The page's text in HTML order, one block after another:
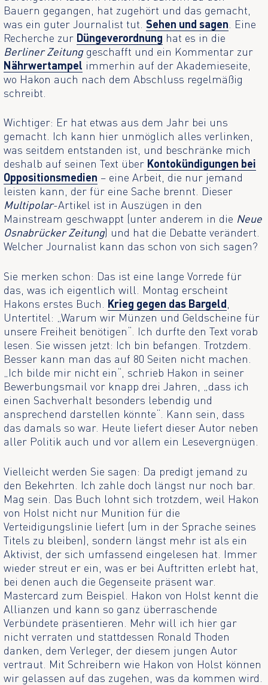
Bauern gegangen, hat zugehört und das gemacht,
was ein guter Journalist tut.Sehen und sagen . Eine
Recherche zur Düngeverordnung hat es in die
Berliner Zeitunggeschafft und ein Kommentar zur
Nährwertampel immerhin auf der Akademieseite,
wo Hakon auch nach dem Abschluss regelmäßig
schreibt.
Wichtiger: Er hat etwas aus dem Jahr bei uns
gemacht. Ich kann hier unmöglich alles verlinken,
was seitdem entstanden ist, und beschränke mich
deshalb auf seinen Text über Kontokündigungen bei
Oppositionsmedien – eine Arbeit, die nur jemand
leisten kann, der für eine Sache brennt. Dieser
Multipolar-Artikel ist in Auszügen in den
Mainstream geschwappt (unter anderem in die Neue
Osnabrücker Zeitung) und hat die Debatte verändert.
Welcher Journalist kann das schon von sich sagen?
Sie merken schon: Das ist eine lange Vorrede für
das, was ich eigentlich will. Montag erscheint
Hakons erstes Buch. Krieg gegen das Bargeld
Untertitel: „Warum wir Münzen und Geldscheine für
unsere Freiheit benötigen“. Ich durfte den Text vorab
lesen. Sie wissen jetzt: Ich bin befangen. Trotzdem.
Besser kann man das auf 80 Seiten nicht machen.
„Ich bilde mir nicht ein“, schrieb Hakon in seiner
Bewerbungsmail vor knapp drei Jahren, „dass ich
einen Sachverhalt besonders lebendig und
ansprechend darstellen könnte“. Kann sein, dass
das damals so war. Heute liefert dieser Autor neben
aller Politik auch und vor allem ein Lesevergnügen.
Vielleicht werden Sie sagen: Da predigt jemand zu
den Bekehrten. Ich zahle doch längst nur noch bar.
Mag sein. Das Buch lohnt sich trotzdem, weil Hakon
von Holst nicht nur Munition für die
Verteidigungslinie liefert (um in der Sprache seines
Titels zu bleiben), sondern längst mehr ist als ein
Aktivist, der sich umfassend eingelesen hat. Immer
wieder streut er ein, was er bei Auftritten erlebt hat,
bei denen auch die Gegenseite präsent war.
Mastercard zum Beispiel. Hakon von Holst kennt die
Allianzen und kann so ganz überraschende
Verbündete präsentieren. Mehr will ich hier gar
nicht verraten und stattdessen Ronald Thoden
danken, dem Verleger, der diesem jungen Autor
vertraut. Mit Schreibern wie Hakon von Holst können
wir gelassen auf das zugehen, was da kommen wird.